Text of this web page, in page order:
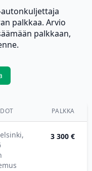
palkkaa. Arvio
palkkaan,
PALKKA
3 300 €